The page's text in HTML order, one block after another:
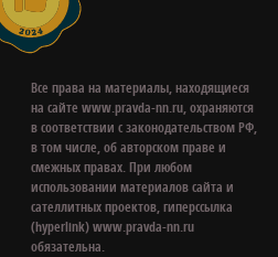
Все права на материалы, находящиеся
на сайте www.pravda-nn.ru, охраняются
в соответствии с законодательством РФ,
в том числе, об авторском праве и
смежных правах. При любом
использовании материалов сайта и
сателлитных проектов, гиперссылка
(hyperlink) www.pravda-nn.ru
обязательна.